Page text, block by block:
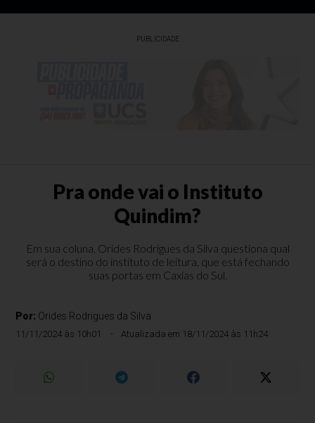
PUBLICIDADE
Pra onde vai o Instituto
Quindim?
Em sua coluna, Orides Rodrigues da Silva questiona qual
será o destino do instituto de leitura, que está fechando
suas portas em Caxias do Sul.
Por: Orides Rodrigues da Silva
11/11/2024 às 10h01 Atualizada em 18/11/2024 às 11h24